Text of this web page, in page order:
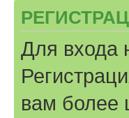
Для входа
вам более